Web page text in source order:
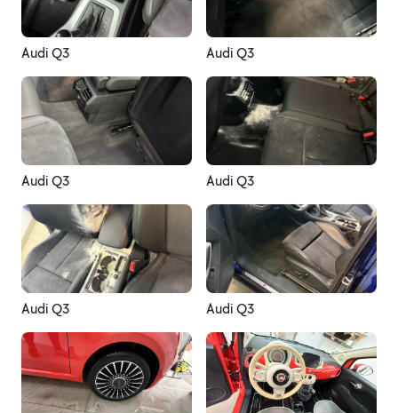
Audi Q3 Audi Q3
Audi Q3 Audi Q3
Audi Q3 Audi Q3